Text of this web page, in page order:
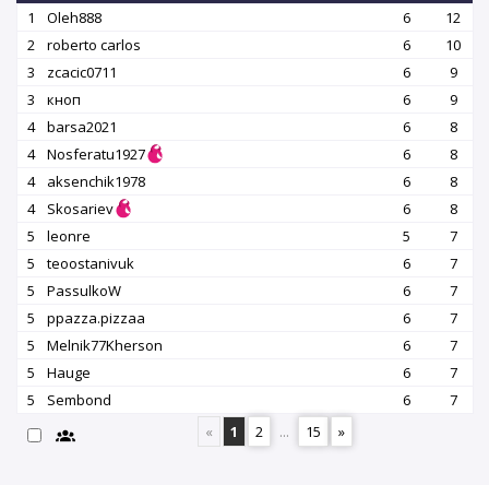
1 Oleh888 6
12
2
roberto carlos 6
10
3
zcacic0711 6
9
3
кноп 6
9
4
barsa2021 6
8
4
Nosferatu1927 6
8
4
aksenchik1978 6
8
4
Skosariev 6
8
5
leonre 5
7
5
teoostanivuk 6
7
5
PassulkoW 6
7
5
ppazza.pizzaa 6
7
5
Melnik77Kherson 6
7
5
Hauge 6
7
5
Sembond 6
7
«
1 2 ... 15 »